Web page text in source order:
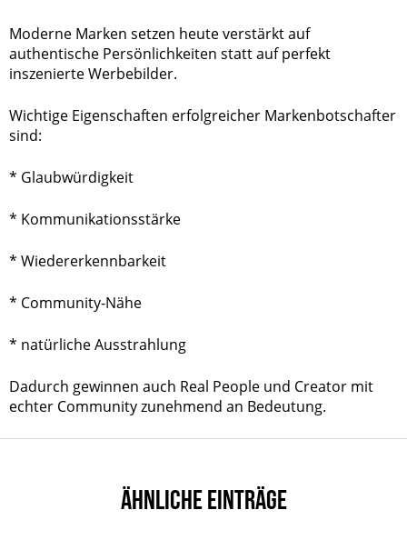
Moderne Marken setzen heute verstärkt auf
authentische Persönlichkeiten statt auf perfekt
inszenierte Werbebilder.
Wichtige Eigenschaften erfolgreicher Markenbotschafter
sind:
* Glaubwürdigkeit
* Kommunikationsstärke
* Wiedererkennbarkeit
* Community-Nähe
* natürliche Ausstrahlung
Dadurch gewinnen auch Real People und Creator mit
echter Community zunehmend an Bedeutung.
ÄHNLICHE EINTRÄGE